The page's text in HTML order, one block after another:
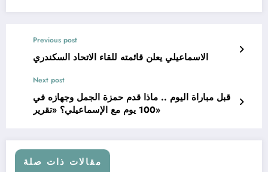
Previous post
الاسماعيلي يعلن قائمته للقاء الاتحاد السكندري
Next post
قبل مباراة اليوم .. ماذا قدم حمزة الجمل وجهازه في
100 يوم مع الإسماعيلي؟ «تقرير»
مقالات ذات صلة